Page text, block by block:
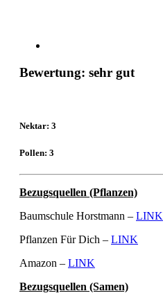
Bewertung: sehr gut
Nektar: 3
Pollen: 3
Bezugsquellen (Pflanzen)
Baumschule Horstmann – LINK
Pflanzen Für Dich – LINK
Amazon – LINK
Bezugsquellen (Samen)